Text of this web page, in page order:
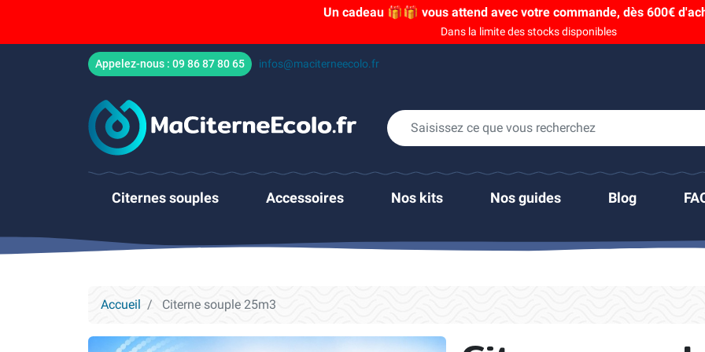
Un cadeau 🎁🎁 vous attend avec votre commande, dès 600€
Dans la limite des stocks disponibles
Appelez-nous : 09 86 87 80 65 infos@maciterneecolo.fr
Citernes souples Accessoires Nos kits Nos guides Blog
Accueil Citerne souple 25m3